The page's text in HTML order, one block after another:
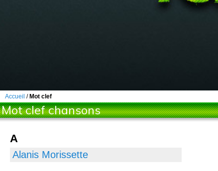
Accueil / Mot clef
Mot clef chansons
A
Alanis Morissette